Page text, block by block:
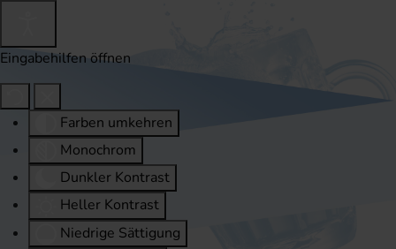
Eingabehilfen öffnen
Farben umkehren
Monochrom
Dunkler Kontrast
Heller Kontrast
Niedrige Sättigung